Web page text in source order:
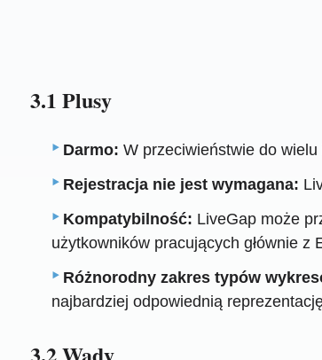
3.1 Plusy
Darmo: W przeciwieństwie do
Rejestracja nie jest wymagana:
Kompatybilność: LiveGap może
użytkowników pracujących głównie z
Różnorodny zakres typów
najbardziej odpowiednią